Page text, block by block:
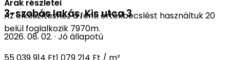
Árak részletei
Az elkészítéshez a fenti értékbecslést használtuk 20
belül foglalkozik 7970m.
3-szobás lakás,Kis utca 3
2026. 08. 02. · Jó állapotú